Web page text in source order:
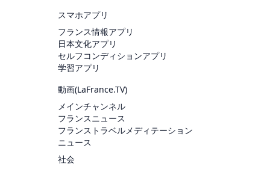
スマホアプリ
フランス情報アプリ
日本文化アプリ
セルフコンディションアプリ
学習アプリ
動画(LaFrance.TV)
メインチャンネル
フランスニュース
フランストラベルメディテーション
ニュース
社会